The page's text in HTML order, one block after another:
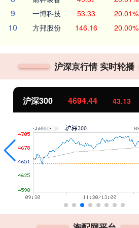
9 一博科技 53.33 20.01%
10 方邦股份 146.16 20.00%
沪深京行情 实时轮播
北证50 1134.24